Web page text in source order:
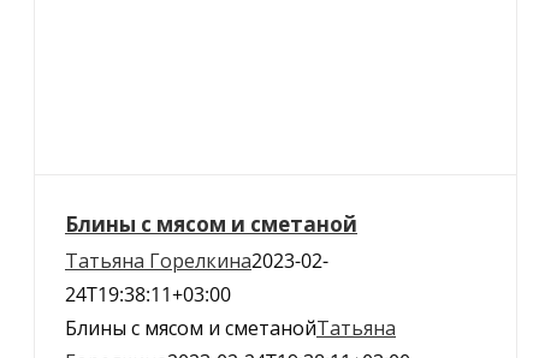
Блины с мясом и сметаной
Татьяна Горелкина2023-02-
24T19:38:11+03:00
Блины с мясом и сметанойТатьяна